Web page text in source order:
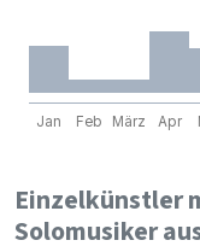
Jan Feb März Apr
Einzelkünstler
Solomusiker